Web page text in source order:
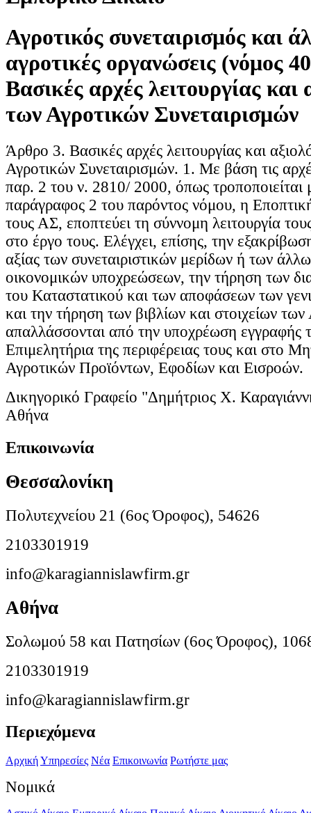
Αγροτικός συνεταιρισμός και
αγροτικές οργανώσεις (νόμος
Βασικές αρχές λειτουργίας και
των Αγροτικών Συνεταιρισμών
Άρθρο 3. Βασικές αρχές λειτουργίας και
Αγροτικών Συνεταιρισμών. 1. Με βάση τις
παρ. 2 του ν. 2810/ 2000, όπως τροποποιείται
παράγραφος 2 του παρόντος νόμου, η
τους ΑΣ, εποπτεύει τη σύννομη λειτουργία
στο έργο τους. Ελέγχει, επίσης, την
αξίας των συνεταιριστικών μερίδων ή των
οικονομικών υποχρεώσεων, την τήρηση των
του Καταστατικού και των αποφάσεων των
και την τήρηση των βιβλίων και στοιχείων
απαλλάσσονται από την υποχρέωση εγγραφής
Επιμελητήρια της περιφέρειας τους και στο
Αγροτικών Προϊόντων, Εφοδίων και Εισροών.
Δικηγορικό Γραφείο "Δημήτριος Χ.
Αθήνα
Επικοινωνία
Θεσσαλονίκη
Πολυτεχνείου 21 (6ος Όροφος), 54626
2103301919
info@karagiannislawfirm.gr
Αθήνα
Σολωμού 58 και Πατησίων (6ος Όροφος),
2103301919
info@karagiannislawfirm.gr
Περιεχόμενα
ΑρχικήΥπηρεσίες Νέα Επικοινωνία Ρωτήστε μας
Νομικά